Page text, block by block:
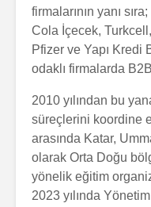
firmalarının yanı
Cola İçecek,
Pfizer ve Yapı Kredi
odaklı firmalarda
2010 yılından bu
süreçlerini koordine
arasında Katar,
olarak Orta Doğu
yönelik eğitim
2023 yılında